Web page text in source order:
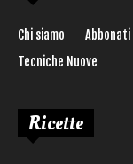
Chi siamo
Tecniche Nuove
Ricette